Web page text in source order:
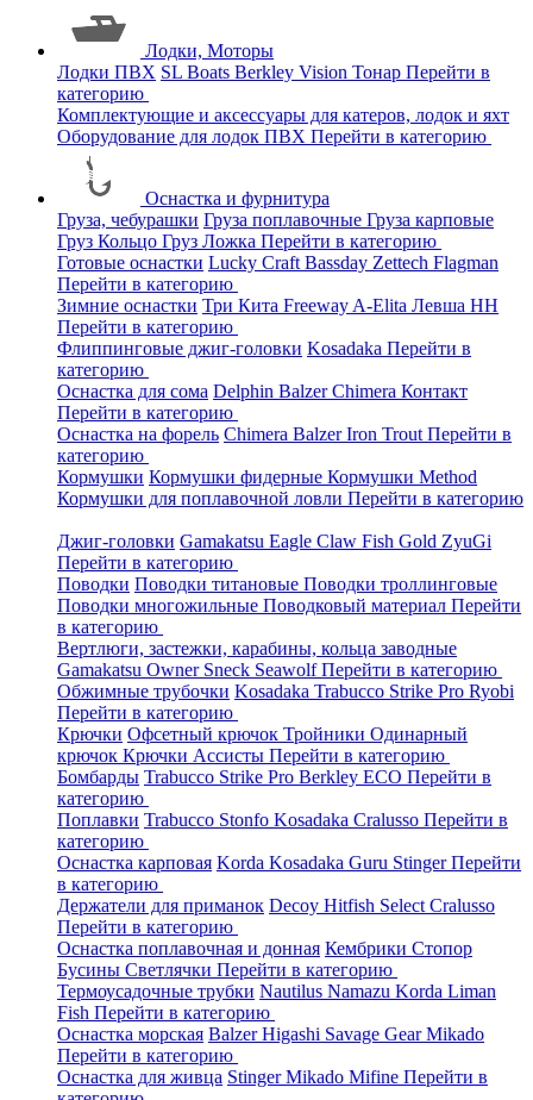
Лодки, Моторы
Лодки ПВХ SL Boats Berkley Vision Тонар Перейти в
категорию
Комплектующие и аксессуары для катеров, лодок и яхт
Оборудование для лодок ПВХ Перейти в категорию
Оснастка и фурнитура
Груза, чебурашки Груза поплавочные Груза карповые
Груз Кольцо Груз Ложка Перейти в категорию
Готовые оснастки Lucky Craft Bassday Zettech Flagman
Перейти в категорию
Зимние оснастки Три Кита Freeway A-Elita Левша НН
Перейти в категорию
Флиппинговые джиг-головки Kosadaka Перейти в
категорию
Оснастка для сома Delphin BalzerChimera Контакт
Перейти в категорию
Оснастка на форель Chimera BalzerIron Trout Перейти в
категорию
Кормушки Кормушки фидерные Кормушки Method
Кормушки для поплавочной ловли Перейти в категорию
Джиг-головки Gamakatsu Eagle Claw Fish Gold ZyuGi
Перейти в категорию
Поводки Поводки титановые Поводки троллинговые
Поводки многожильные Поводковый материал Перейти
в категорию
Вертлюги, застежки, карабины, кольца заводные
Gamakatsu Owner Sneck SeawolfПерейти в категорию
Обжимные трубочки Kosadaka Trabucco Strike Pro Ryobi
Перейти в категорию
Крючки Офсетный крючок Тройники Одинарный
крючок Крючки Ассисты Перейти в категорию
Бомбарды Trabucco Strike Pro Berkley ECO Перейти в
категорию
Поплавки Trabucco Stonfo Kosadaka Cralusso Перейти в
категорию
Оснастка карповая Korda Kosadaka Guru StingerПерейти
в категорию
Держатели для приманок Decoy Hitfish Select Cralusso
Перейти в категорию
Оснастка поплавочная и донная Кембрики Стопор
Бусины Светлячки Перейти в категорию
Термоусадочные трубки Nautilus Namazu Korda Liman
Fish Перейти в категорию
Оснастка морская BalzerHigashi Savage GearMikado
Перейти в категорию
Оснастка для живца StingerMikado Mifine Перейти в